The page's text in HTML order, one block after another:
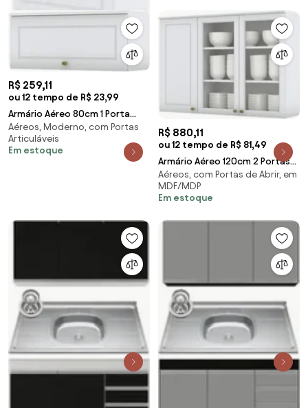
R$ 259,11
ou 12 tempo de R$ 23,99
Armário Aéreo 80cm 1 Porta
Basculante 100% MDF
Americana Branco HP - H
Aéreos, Moderno, com Portas
Articuláveis
Em estoque
R$ 880,11
ou 12 tempo de R$ 81,49
Armário Aéreo 120cm 2 Portas
de Vidro 1 Porta Fechada 100%
MDF America
Aéreos, com Portas de Abrir, em
MDF/MDP
Em estoque